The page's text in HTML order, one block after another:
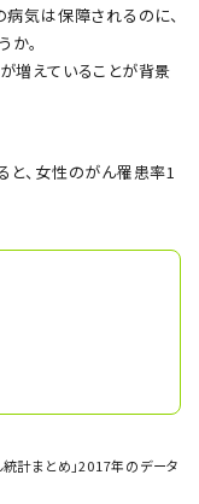
気は保障されるのに、
か。
増えていることが背景
、女性のがん罹患率1
計まとめ」2017年のデータ